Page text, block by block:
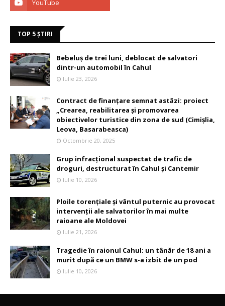
TOP 5 ȘTIRI
Bebeluș de trei luni, deblocat de salvatori
dintr-un automobil în Cahul
Iulie 23, 2026
Contract de finanțare semnat astăzi: proiect
„Crearea, reabilitarea și promovarea
obiectivelor turistice din zona de sud (Cimișlia,
Leova, Basarabeasca)
Octombrie 20, 2025
Grup infracțional suspectat de trafic de
droguri, destructurat în Cahul și Cantemir
Iulie 10, 2026
Ploile torențiale și vântul puternic au provocat
intervenții ale salvatorilor în mai multe
raioane ale Moldovei
Iulie 21, 2026
Tragedie în raionul Cahul: un tânăr de 18 ani a
murit după ce un BMW s-a izbit de un pod
Iulie 10, 2026